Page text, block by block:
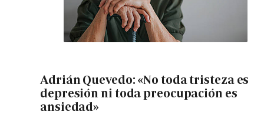
Adrián Quevedo: «No toda tristeza es
depresión ni toda preocupación es
ansiedad»